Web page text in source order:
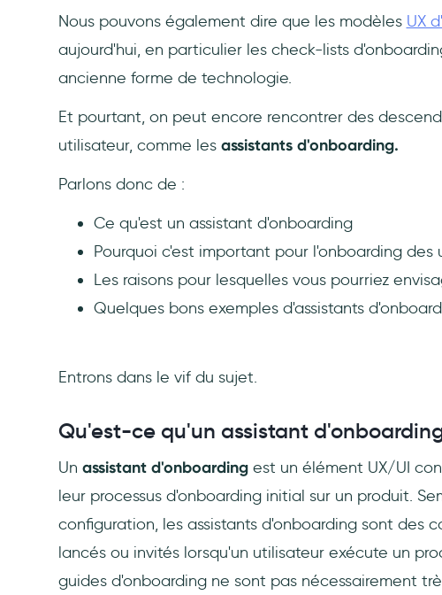
Nous pouvons également dire que les modèles UX
aujourd'hui, en particulier les check-lists
ancienne forme de technologie.
Et pourtant, on peut encore rencontrer des
utilisateur, comme les assistants d'onboarding.
Parlons donc de :
Ce qu'est un assistant d'onboarding
Pourquoi c'est important pour l'onboarding des
Les raisons pour lesquelles vous pourriez
Quelques bons exemples d'assistants
Entrons dans le vif du sujet.
Qu'est-ce qu'un assistant
Un assistant d'onboarding est un élément UX/UI
leur processus d'onboarding initial sur un produit.
configuration, les assistants d'onboarding sont des
lancés ou invités lorsqu'un utilisateur exécute un
guides d'onboarding ne sont pas nécessairement